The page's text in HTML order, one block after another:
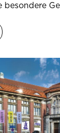
besondere